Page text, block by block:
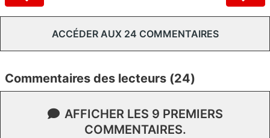
ACCÉDER AUX 24 COMMENTAIRES
Commentaires des lecteurs (24)
AFFICHER LES 9 PREMIERS
COMMENTAIRES.